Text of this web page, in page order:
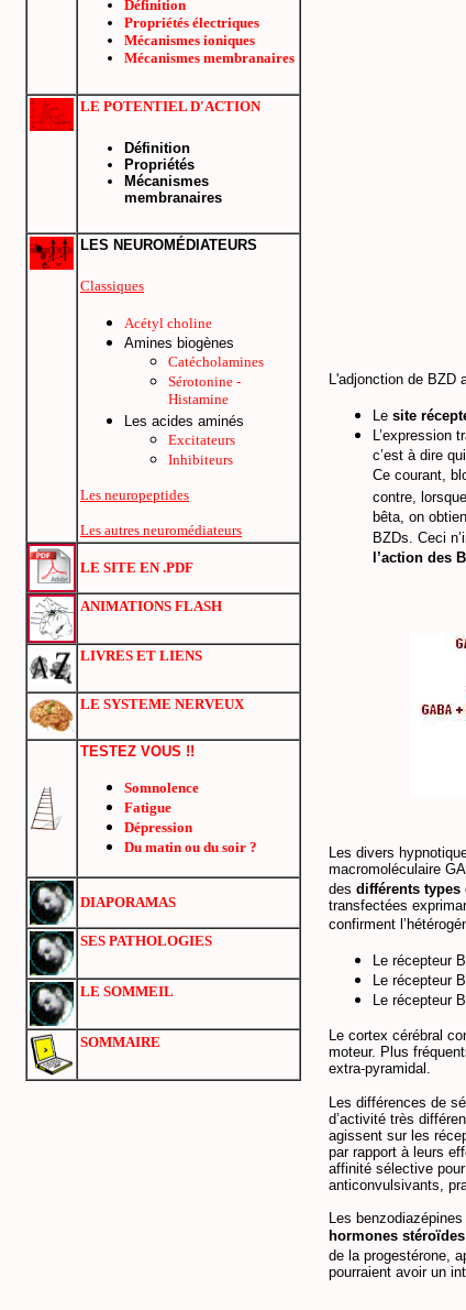
Définition
Propriétés électriques
Mécanismes ioniques
Mécanismes membranaires
LE POTENTIEL D'ACTION
Définition
Propriétés
Mécanismes
membranaires
LES NEUROMÉDIATEURS
Classiques
Acétyl choline
Amines biogènes
Catécholamines
Sérotonine -
Histamine
Les acides aminés
Excitateurs
Inhibiteurs
Les neuropeptides
Les autres neuromédiateurs
LE SITE EN .PDF
ANIMATIONS FLASH
LIVRES ET LIENS
LE SYSTEME NERVEUX
TESTEZ VOUS !!
Somnolence
Fatigue
Dépression
Du matin ou du soir ?
DIAPORAMAS
SES PATHOLOGIES
LE SOMMEIL
SOMMAIRE
L'adjonction de BZD
Le site
L’expression
c’est à dire
Ce courant,
contre,
bêta, on
BZDs. Ceci
l’action des
Les divers
macromoléculaire
des différents types
transfectées
confirment
Le récepteur
Le récepteur
Le récepteur
Le cortex cérébral
moteur. Plus
extra-pyramidal.
Les différences de
d’activité très
agissent sur les
par rapport à leurs
affinité sélective
anticonvulsivants,
Les
hormones stéroïdes
de la progestérone,
pourraient avoir un